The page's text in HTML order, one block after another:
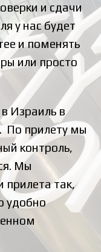
и сдачи
у нас будет
и поменять
или просто
Израиль в
По прилету мы
контроль,
Мы
прилета так,
удобно